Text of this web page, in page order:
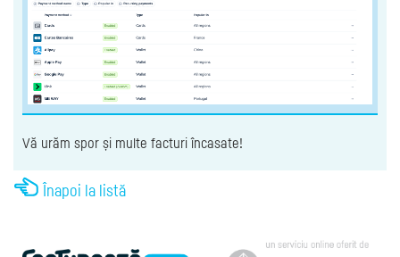
Vă urăm spor și multe facturi încasate!
Înapoi la listă